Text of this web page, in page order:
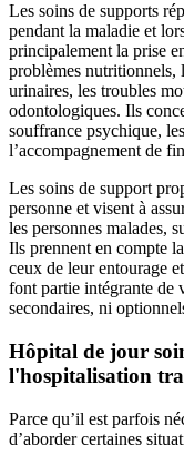
Les soins de supports
pendant la maladie et
principalement la prise
problèmes nutritionnels,
urinaires, les troubles
odontologiques. Ils
souffrance psychique,
l’accompagnement de
Les soins de support
personne et visent à
les personnes malades,
Ils prennent en compte
ceux de leur entourage
font partie intégrante de
secondaires, ni
Hôpital de jour
l'hospitalisation
Parce qu’il est parfois
d’aborder certaines